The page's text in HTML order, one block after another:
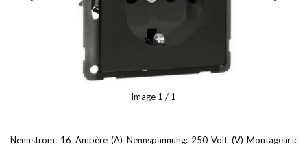
Image 1 / 1
Nennstrom: 16 Ampère (A) Nennspannung: 250 Volt (V) Montageart: